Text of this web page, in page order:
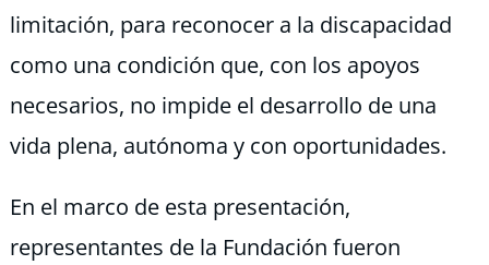
limitación, para reconocer a la discapacidad
como una condición que, con los apoyos
necesarios, no impide el desarrollo de una
vida plena, autónoma y con oportunidades.
En el marco de esta presentación,
representantes de la Fundación fueron